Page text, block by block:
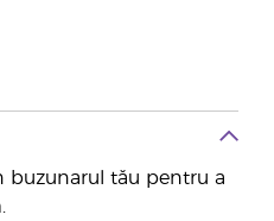
buzunarul tău pentru a